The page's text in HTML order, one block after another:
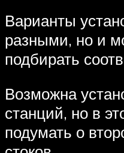
Варианты
разными, но и
подбирать
Возможна
станций, но в
подумать о